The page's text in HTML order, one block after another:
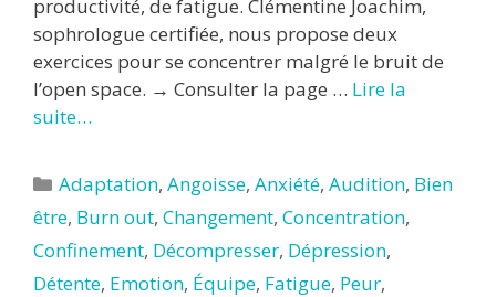
productivité, de fatigue. Clémentine Joachim,
sophrologue certifiée, nous propose deux
exercices pour se concentrer malgré le bruit de
l’open space. → Consulter la page … Lire la
suite…
Catégories
Adaptation,Angoisse,Anxiété,Audition, Bien
être, Burn out, Changement, Concentration,
Confinement, Décompresser, Dépression,
Détente, Emotion, Équipe, Fatigue, Peur,